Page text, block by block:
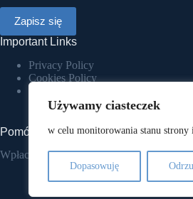
Używamy ciasteczek
w celu monitorowania stanu
Dopasowuję
Important Links
Privacy Policy
Cookies Policy
Pomóż nam pomagać
Wpłacam darowiznę.